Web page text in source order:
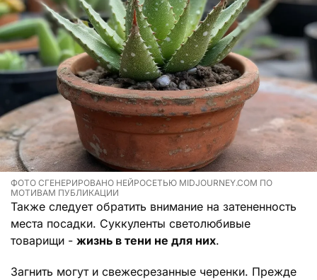
ФОТО СГЕНЕРИРОВАНО НЕЙРОСЕТЬЮ MIDJOURNEY.COM ПО
МОТИВАМ ПУБЛИКАЦИИ
Также следует обратить внимание на затененность
места посадки. Суккуленты светолюбивые
товарищи - жизнь в тени не для них.
Загнить могут и свежесрезанные черенки. Прежде